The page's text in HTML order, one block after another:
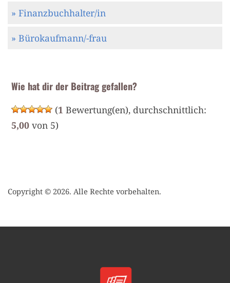
» Finanzbuchhalter/in
» Bürokaufmann/-frau
Wie hat dir der Beitrag gefallen?
(1 Bewertung(en), durchschnittlich:
5,00 von 5)
Copyright © 2026. Alle Rechte vorbehalten.